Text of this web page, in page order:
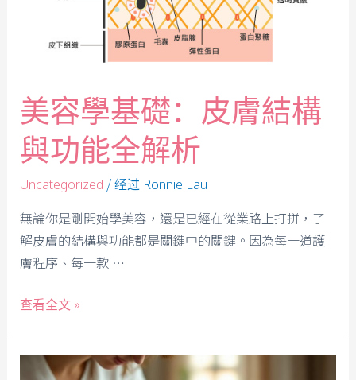
美容學基礎：皮膚結構
與功能全解析
Uncategorized / 经过 Ronnie Lau
無論你是剛開始學美容，還是已經在從業路上打拼，了
解皮膚的結構與功能都是關鍵中的關鍵。因為每一道護
膚程序、每一款 …
查看全文 »